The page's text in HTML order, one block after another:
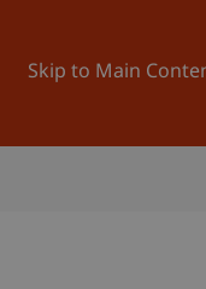
Skip to Main